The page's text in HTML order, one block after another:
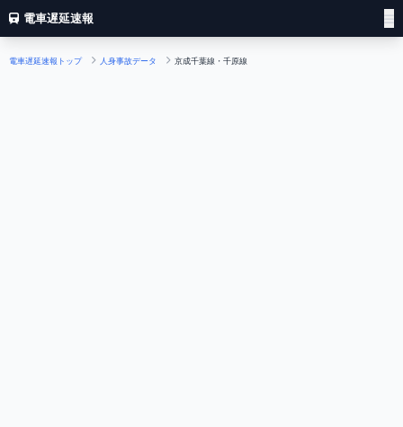
電車遅延速報
電車遅延速報トップ 人身事故データ 京成千葉線・千原線